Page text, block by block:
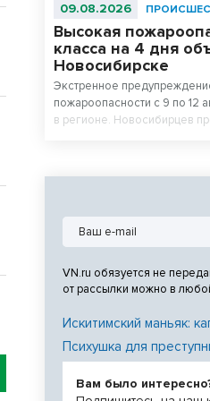
09.08.2026
Высокая
класса на 4 дня
Новосибирске
Экстренное
пожароопасности с 9 по 12
в регионе. Новосибирцев
VN.ru обязуется не
от рассылки можно в
Искитимский маньяк:
Психушка для
Вам было